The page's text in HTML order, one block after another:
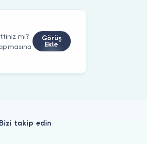
mi?
Görüş
Ekle
Bizi takip edin